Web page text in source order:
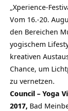
„Xperience-
Vom 16.-20.
den Bereichen
yogischem
kreativen
Chance, um
zu vernetzen.
Council – Yoga
2017, Bad